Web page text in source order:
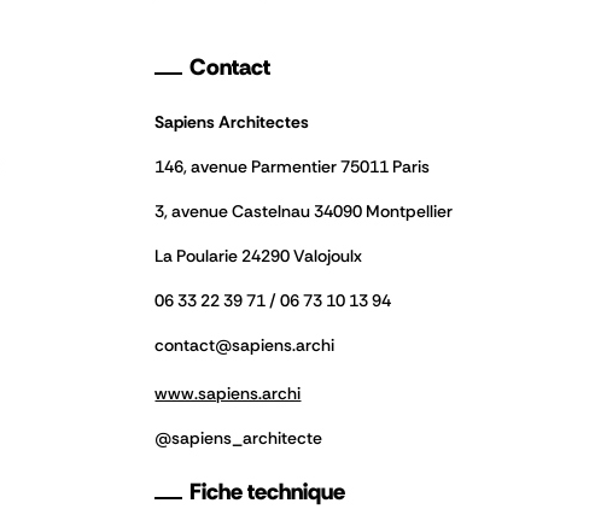
Contact
Sapiens Architectes
146, avenue Parmentier 75011 Paris
3, avenue Castelnau 34090 Montpellier
La Poularie 24290 Valojoulx
06 33 22 39 71 / 06 73 10 13 94
contact@sapiens.archi
www.sapiens.archi
@sapiens_architecte
Fiche technique